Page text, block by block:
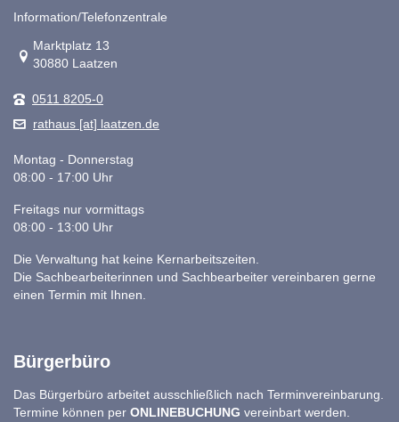
Information/Telefonzentrale
Link zur Google-Maps Navigation
Marktplatz 13
30880 Laatzen
0511 8205-0
rathaus [at] laatzen.de
Montag - Donnerstag
08:00 - 17:00 Uhr
Freitags nur vormittags
08:00 - 13:00 Uhr
Die Verwaltung hat keine Kernarbeitszeiten.
Die Sachbearbeiterinnen und Sachbearbeiter vereinbaren gerne
einen Termin mit Ihnen.
Bürgerbüro
Das Bürgerbüro arbeitet ausschließlich nach Terminvereinbarung.
Termine können per ONLINEBUCHUNG vereinbart werden.